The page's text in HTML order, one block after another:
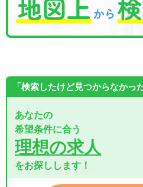
「検索したけど見つからなかっ
あなたの
希望条件に合う
理想の求人
をお探しします！